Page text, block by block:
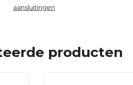
aansluitingen
producten